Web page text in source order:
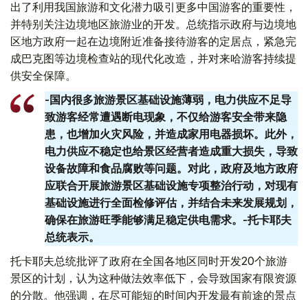
出了利用我国旅游和文化潜力吸引更多中国游客的重要性，
并特别关注边境地区旅游业的开发。总统指示政府与边境地
区地方政府一起在边境附近准备接待游客的定居点，紧急完
成巴克图等边境检查站的现代化改造，并对来哈游客持续提
供安全保障。
-国内很多旅游景区基础设施薄弱，电力供应不足导
致游客经常遭遇断电现象，不仅给游客安全带来隐
患，也增加火灾风险，并造成家用电器损坏。此外，
电力供应不稳定也给景区经营者造成重大损失，导致
设备故障和食品腐败等问题。对此，政府及地方政府
应联合开展旅游景区基础设施专项整治行动，对现有
基础设施进行全面检修评估，并结合未来发展规划，
确保在旅游旺季能够满足稳定供电需求。-托卡耶夫
总统表示。
托卡耶夫总统批评了政府在全国各地区同时开发20个旅游
景区的计划，认为这种做法效率低下，会导致国家有限资源
的分散。他强调，在尽可能短的时间内开发最有前途的景点